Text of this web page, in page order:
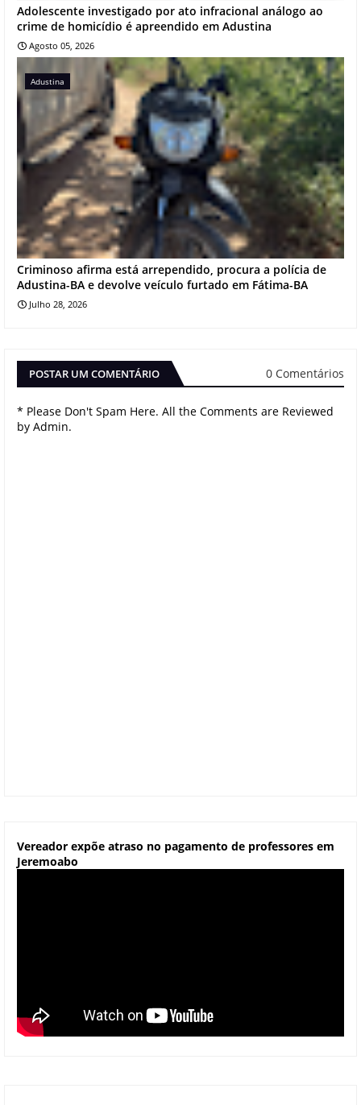
Adolescente investigado por ato infracional análogo ao
crime de homicídio é apreendido em Adustina
Agosto 05, 2026
Adustina
Criminoso afirma está arrependido, procura a polícia de
Adustina-BA e devolve veículo furtado em Fátima-BA
Julho 28, 2026
POSTAR UM COMENTÁRIO 0 Comentários
* Please Don't Spam Here. All the Comments are Reviewed
by Admin.
Vereador expõe atraso no pagamento de professores em
Jeremoabo